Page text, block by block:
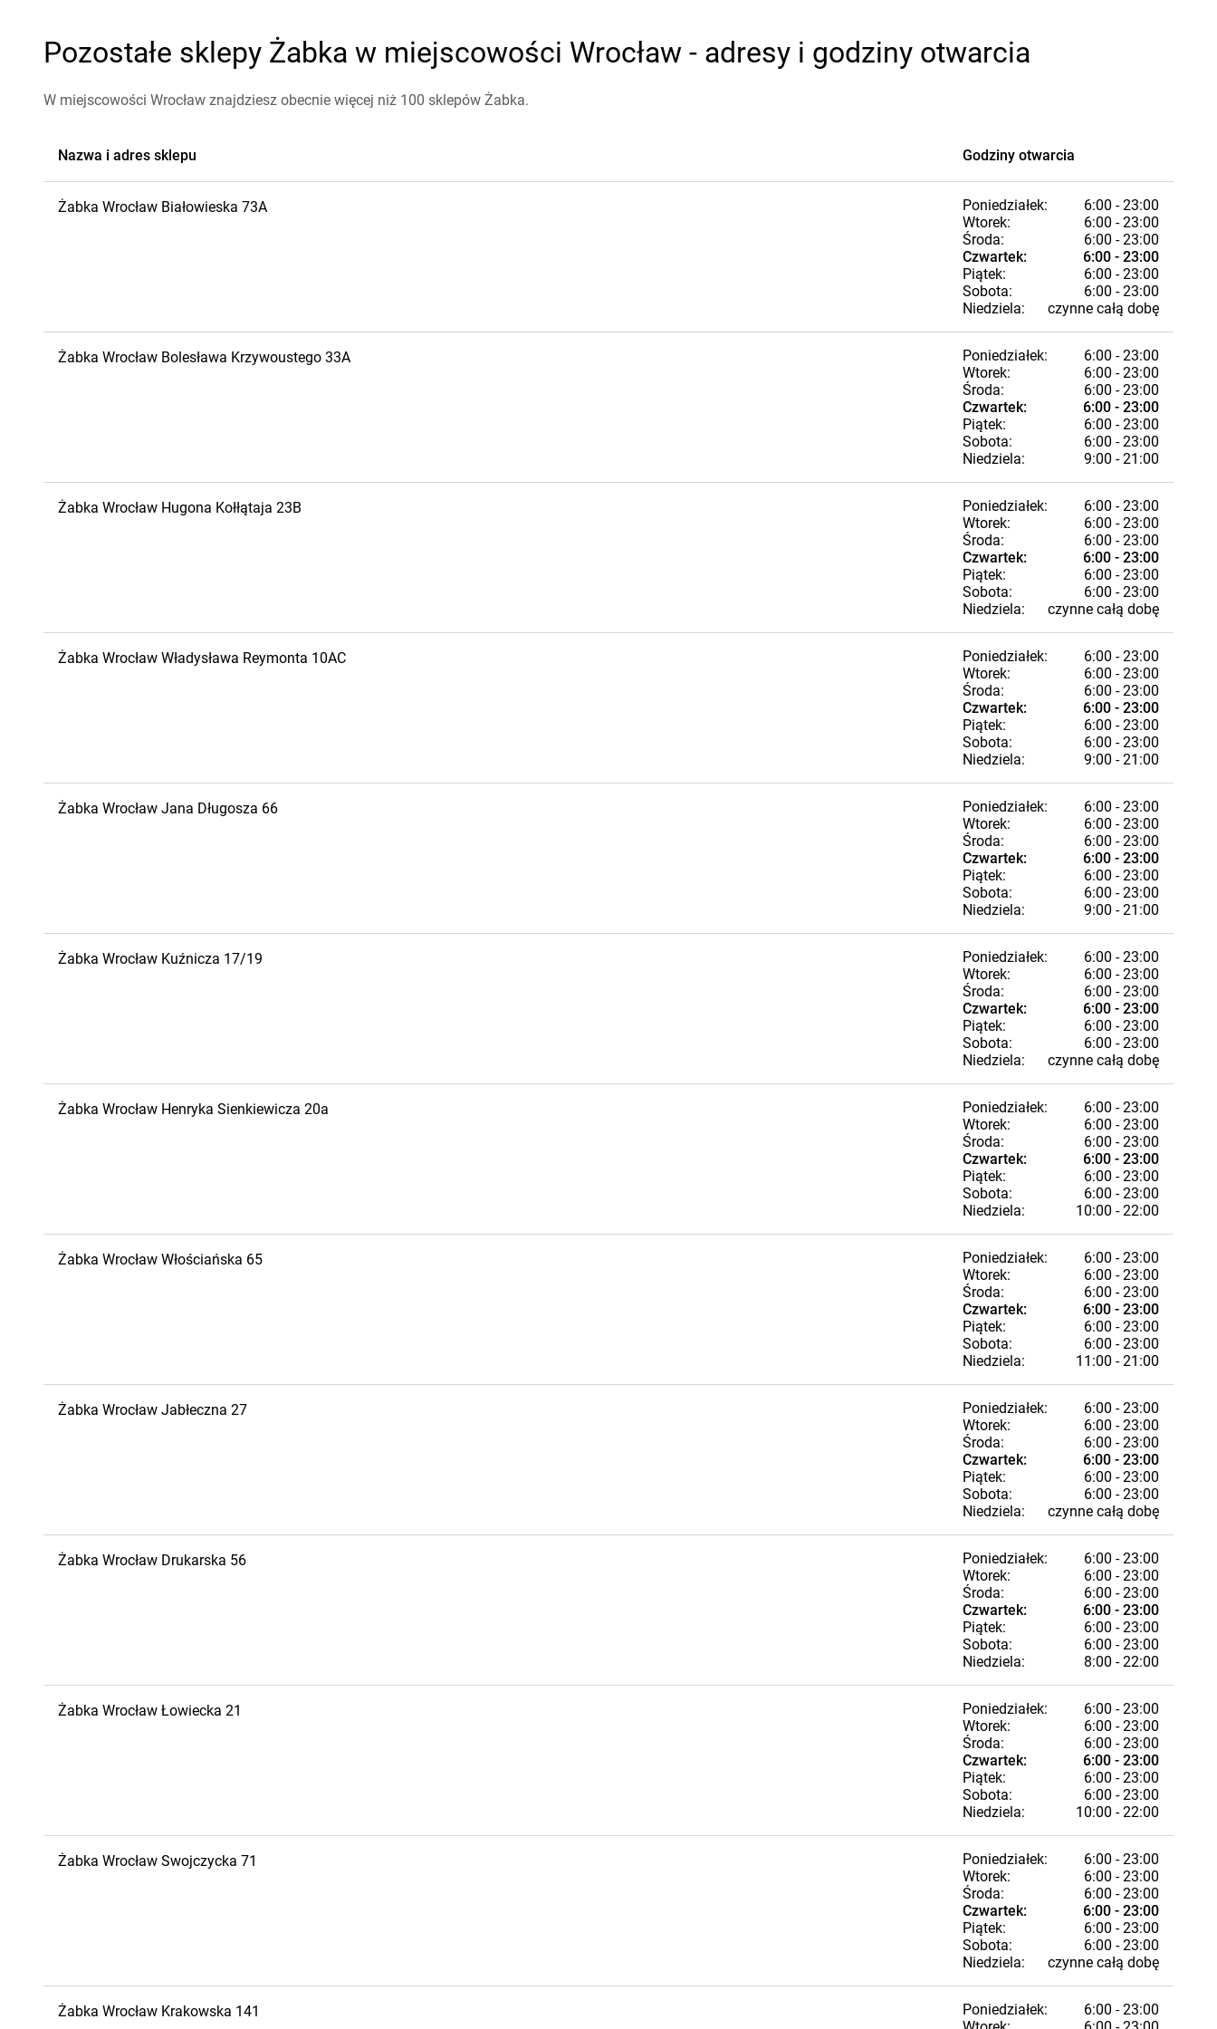
Pozostałe sklepy Żabka w miejscowości Wrocław - adresy i godziny otwarcia
W miejscowości Wrocław znajdziesz obecnie więcej niż 100 sklepów Żabka.
Nazwa i adres sklepu Godziny otwarcia
Żabka Wrocław Białowieska 73A Poniedziałek:
6:00 - 23:00
Wtorek:
6:00 - 23:00
Środa:
6:00 - 23:00
Czwartek:
6:00 - 23:00
Piątek:
6:00 - 23:00
Sobota:
6:00 - 23:00
Niedziela:
czynne całą dobę
Żabka Wrocław Bolesława Krzywoustego 33A Poniedziałek:
6:00 - 23:00
Wtorek:
6:00 - 23:00
Środa:
6:00 - 23:00
Czwartek:
6:00 - 23:00
Piątek:
6:00 - 23:00
Sobota:
6:00 - 23:00
Niedziela:
9:00 - 21:00
Żabka Wrocław Hugona Kołłątaja 23B Poniedziałek:
6:00 - 23:00
Wtorek:
6:00 - 23:00
Środa:
6:00 - 23:00
Czwartek:
6:00 - 23:00
Piątek:
6:00 - 23:00
Sobota:
6:00 - 23:00
Niedziela:
czynne całą dobę
Żabka Wrocław Władysława Reymonta 10AC Poniedziałek:
6:00 - 23:00
Wtorek:
6:00 - 23:00
Środa:
6:00 - 23:00
Czwartek:
6:00 - 23:00
Piątek:
6:00 - 23:00
Sobota:
6:00 - 23:00
Niedziela:
9:00 - 21:00
Żabka Wrocław Jana Długosza 66 Poniedziałek:
6:00 - 23:00
Wtorek:
6:00 - 23:00
Środa:
6:00 - 23:00
Czwartek:
6:00 - 23:00
Piątek:
6:00 - 23:00
Sobota:
6:00 - 23:00
Niedziela:
9:00 - 21:00
Żabka Wrocław Kuźnicza 17/19 Poniedziałek:
6:00 - 23:00
Wtorek:
6:00 - 23:00
Środa:
6:00 - 23:00
Czwartek:
6:00 - 23:00
Piątek:
6:00 - 23:00
Sobota:
6:00 - 23:00
Niedziela:
czynne całą dobę
Żabka Wrocław Henryka Sienkiewicza 20a Poniedziałek:
6:00 - 23:00
Wtorek:
6:00 - 23:00
Środa:
6:00 - 23:00
Czwartek:
6:00 - 23:00
Piątek:
6:00 - 23:00
Sobota:
6:00 - 23:00
Niedziela:
10:00 - 22:00
Żabka Wrocław Włościańska 65 Poniedziałek:
6:00 - 23:00
Wtorek:
6:00 - 23:00
Środa:
6:00 - 23:00
Czwartek:
6:00 - 23:00
Piątek:
6:00 - 23:00
Sobota:
6:00 - 23:00
Niedziela:
11:00 - 21:00
Żabka Wrocław Jabłeczna 27 Poniedziałek:
6:00 - 23:00
Wtorek:
6:00 - 23:00
Środa:
6:00 - 23:00
Czwartek:
6:00 - 23:00
Piątek:
6:00 - 23:00
Sobota:
6:00 - 23:00
Niedziela:
czynne całą dobę
Żabka Wrocław Drukarska 56 Poniedziałek:
6:00 - 23:00
Wtorek:
6:00 - 23:00
Środa:
6:00 - 23:00
Czwartek:
6:00 - 23:00
Piątek:
6:00 - 23:00
Sobota:
6:00 - 23:00
Niedziela:
8:00 - 22:00
Żabka Wrocław Łowiecka 21 Poniedziałek:
6:00 - 23:00
Wtorek:
6:00 - 23:00
Środa:
6:00 - 23:00
Czwartek:
6:00 - 23:00
Piątek:
6:00 - 23:00
Sobota:
6:00 - 23:00
Niedziela:
10:00 - 22:00
Żabka Wrocław Swojczycka 71 Poniedziałek:
6:00 - 23:00
Wtorek:
6:00 - 23:00
Środa:
6:00 - 23:00
Czwartek:
6:00 - 23:00
Piątek:
6:00 - 23:00
Sobota:
6:00 - 23:00
Niedziela:
czynne całą dobę
Żabka Wrocław Krakowska 141 Poniedziałek:
6:00 - 23:00